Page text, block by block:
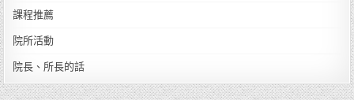
課程推薦
院所活動
院長、所長的話